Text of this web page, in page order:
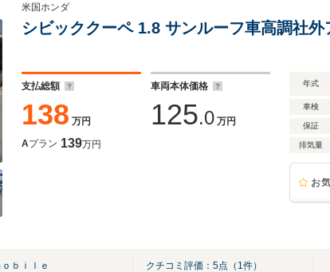
米国ホンダ
シビッククーペ 1.8 サンルーフ車高調社
支払総額
138 万円
車両本体価格
125.0 万円
Aプラン 139万円
年式
車検
保証
排気量
お
ｂｉｌｅ
クチコミ評価： 5点（ 1件）